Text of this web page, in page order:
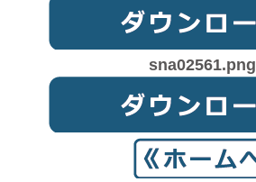
sna02561.png